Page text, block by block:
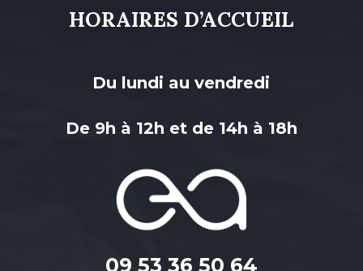
HORAIRES D’ACCUEIL
Du lundi au vendredi
De 9h à 12h et de 14h à 18h
09 53 36 50 64